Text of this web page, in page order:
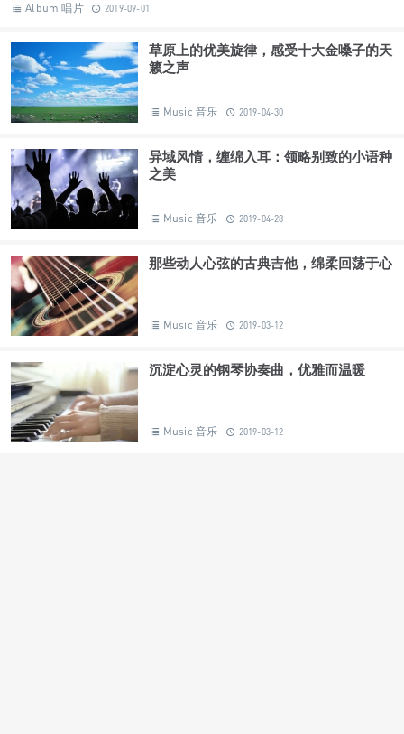
Album 唱片 2019-09-01
草原上的优美旋律，感受十大金嗓子的天
籁之声
Music 音乐 2019-04-30
异域风情，缠绵入耳：领略别致的小语种
之美
Music 音乐 2019-04-28
那些动人心弦的古典吉他，绵柔回荡于心
Music 音乐 2019-03-12
沉淀心灵的钢琴协奏曲，优雅而温暖
Music 音乐 2019-03-12